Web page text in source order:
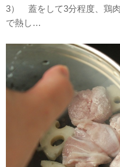
3） 蓋をして3分程度、鶏
で熱し…